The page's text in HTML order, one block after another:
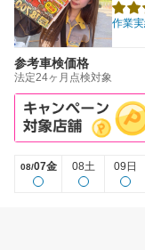
作業実
参考車検価格
法定24ヶ月点検対象
08/07金 08土 09日